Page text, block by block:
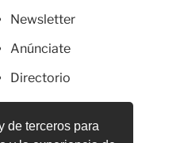
de terceros para
Newsletter
Anúnciate
Directorio